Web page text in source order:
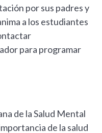
por sus padres y
a los estudiantes
para programar
de la Salud Mental
de la salud